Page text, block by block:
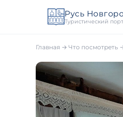
Русь
Туристический
Главная → Что посмотреть